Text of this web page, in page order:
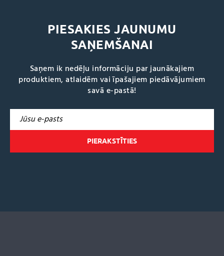
PIESAKIES JAUNUMU
SAŅEMŠANAI
Saņem ik nedēļu informāciju par jaunākajiem
produktiem, atlaidēm vai īpašajiem piedāvājumiem
savā e-pastā!
t